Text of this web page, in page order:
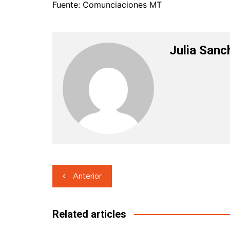
Fuente: Comunciaciones MT
Julia
Navegación
de
entradas
Anterior
Related articles